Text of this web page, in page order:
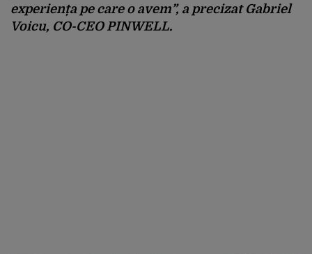
experiența pe care o avem”, a precizat Gabriel
Voicu, CO-CEO PINWELL.